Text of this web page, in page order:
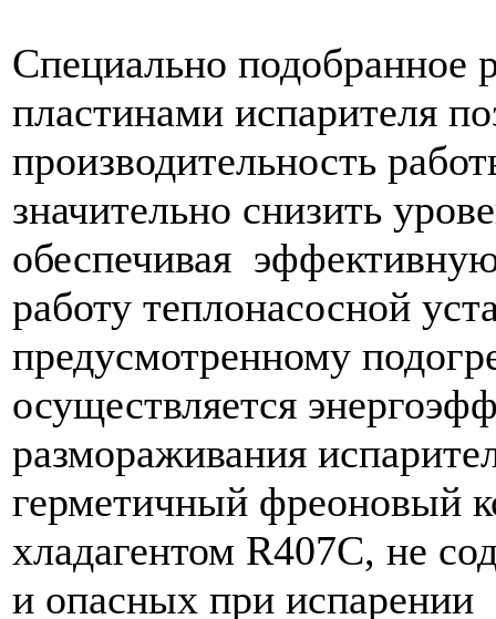
Специально подобранное
пластинами испарителя
производительность
значительно снизить
обеспечивая
работу теплонасосной
предусмотренному
осуществляется
размораживания
герметичный фреоновый
хладагентом R407C, не
и опасных при испарении